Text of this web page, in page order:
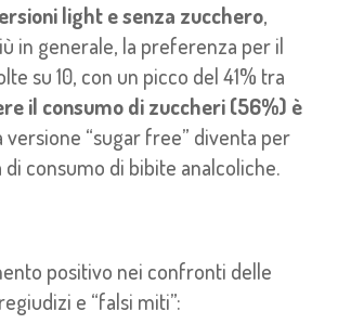
light e senza zucchero,
in generale, la preferenza per il
su 10, con un picco del 41% tra
il consumo di zuccheri (56%) è
versione “sugar free” diventa per
consumo di bibite analcoliche.
positivo nei confronti delle
e “falsi miti”: